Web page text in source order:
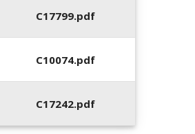
C17799.pdf
C10074.pdf
C17242.pdf